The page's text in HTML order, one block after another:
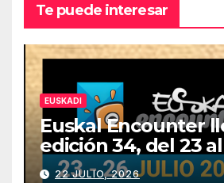
Te puede interesar
EUSKADI
Euskal Encounter
edición 34, del 23
julio
22 JULIO, 2026